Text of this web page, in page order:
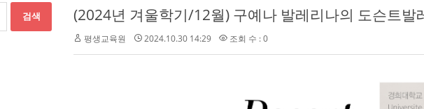
(2024년 겨울학기/12월) 구예나 발레리나의 도슨트발
평생교육원 2024.10.30 14:29 조회 수 : 0